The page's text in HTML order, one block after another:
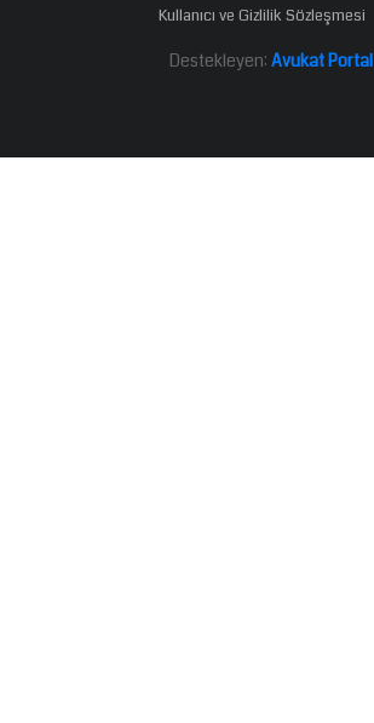
Kullanıcı ve Gizlilik Sözleşmesi
Destekleyen: Avukat Portal